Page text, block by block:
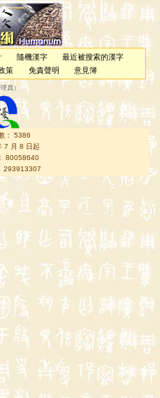
隨機漢字
最近被搜索的漢字
策 免責聲明 意見簿
員）
： 5386
7 月 8 日起
80058640
293913307